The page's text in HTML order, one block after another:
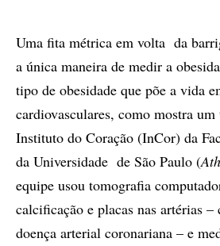
Uma fita métrica em volta da
a única maneira de medir a
tipo de obesidade que põe a vida
cardiovasculares, como mostra
Instituto do Coração (InCor) da
da Universidade de São Paulo (
equipe usou tomografia
calcificação e placas nas artérias –
doença arterial coronariana – e